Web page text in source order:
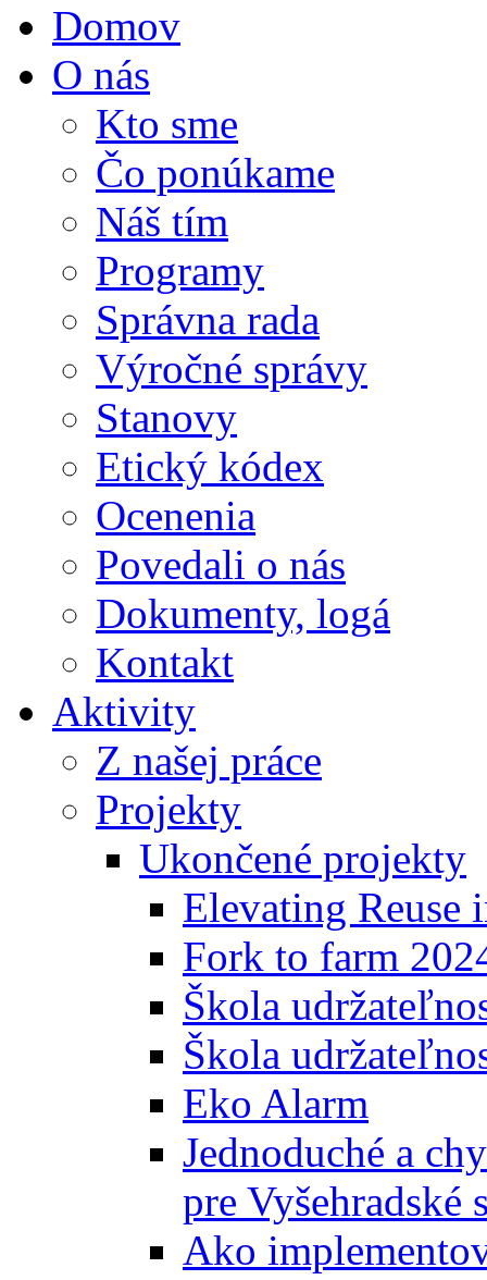
Domov
O nás
Kto sme
Čo ponúkame
Náš tím
Programy
Správna rada
Výročné správy
Stanovy
Etický kódex
Ocenenia
Povedali o nás
Dokumenty, logá
Kontakt
Aktivity
Z našej práce
Projekty
Ukončené projekty
Elevating Reuse
Fork to farm
Škola
Škola
Eko Alarm
Jednoduché a
pre Vyšehradské
Ako